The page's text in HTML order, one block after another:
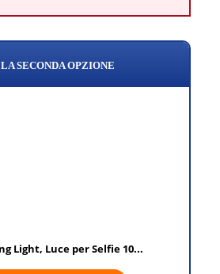
LA SECONDA OPZIONE
Light, Luce per Selfie 10...